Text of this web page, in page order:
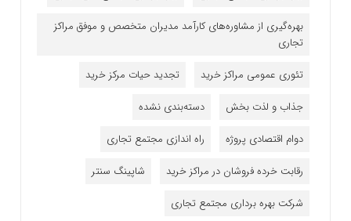
بهره‌گیری از مشاوره‌های کارآمد مدیران متخصص و موفق مراکز
تجاری
تئوری عمومی مراکز خرید
تجدید حیات مرکز خرید
جذاب و لذت بخش
دسته‌بندی نشده
دوام اقتصادی پروژه
راه اندازی مجتمع تجاری
رقابت خرده فروشان در مراکز خرید
شاپینگ سنتر
شرکت بهره برداری مجتمع تجاری